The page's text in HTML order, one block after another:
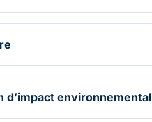
d’impact environnemental